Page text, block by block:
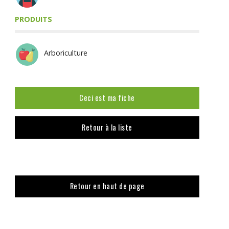
PRODUITS
Arboriculture
Ceci est ma fiche
Retour à la liste
Retour en haut de page